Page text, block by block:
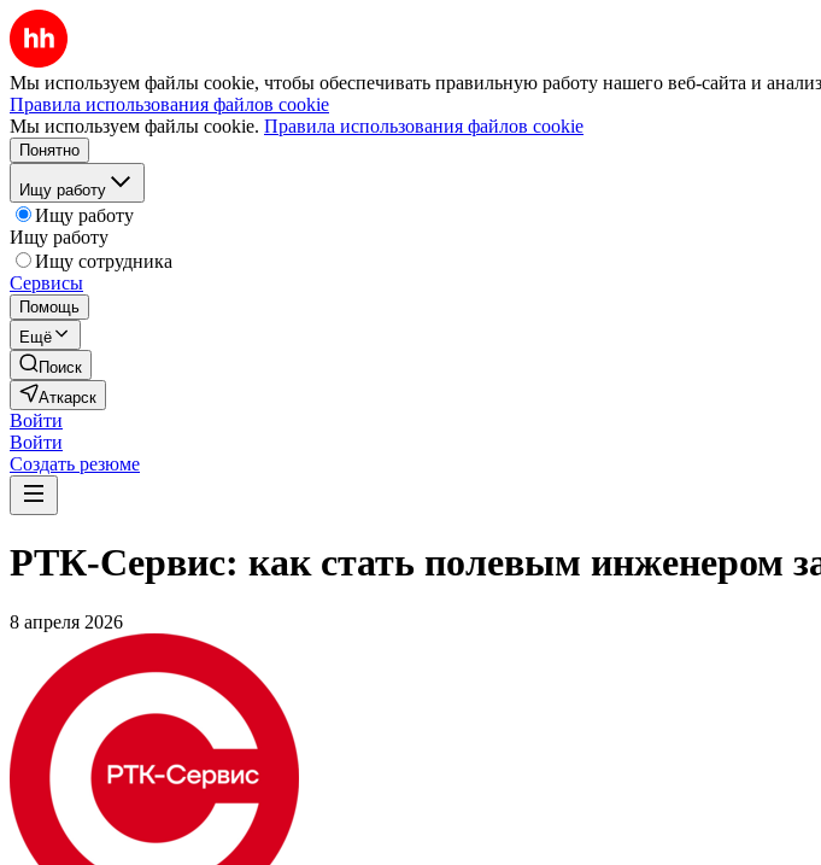
Мы используем файлы cookie, чтобы обеспечивать правильную работу нашего веб-сайта и
Правила использования файлов cookie
Мы используем файлы cookie. Правила использования файлов cookie
Понятно
Ищу работу
Ищу работу
Ищу работу
Ищу сотрудника
Сервисы
Помощь
Ещё
Поиск
Аткарск
Войти
Войти
Создать резюме
РТК-Сервис: как стать полевым инженером
8 апреля 2026